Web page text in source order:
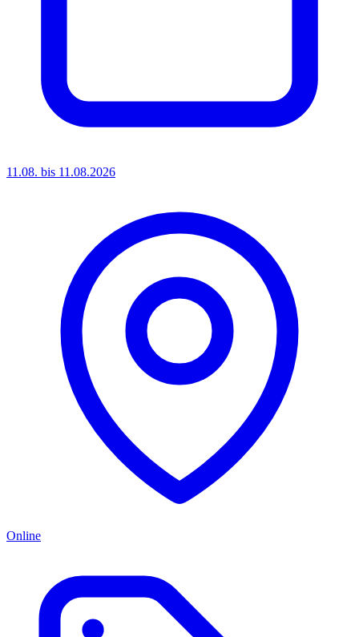
11.08. bis 11.08.2026
Online